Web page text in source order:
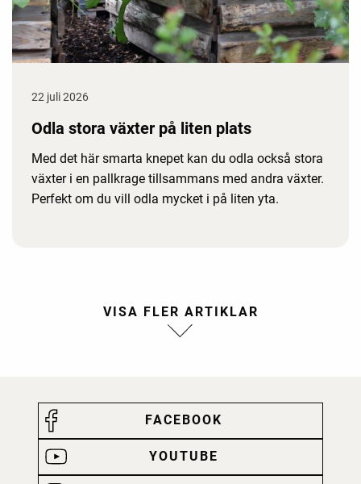
22 juli 2026
Odla stora växter på liten plats
Med det här smarta knepet kan du odla också stora
växter i en pallkrage tillsammans med andra växter.
Perfekt om du vill odla mycket i på liten yta.
FACEBOOK
YOUTUBE